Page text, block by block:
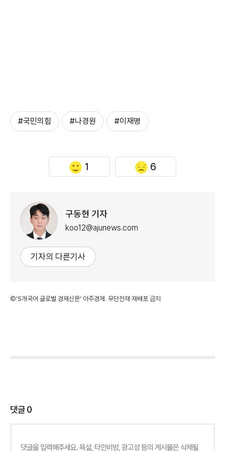
#국민의힘 #나경원 #이재명
1 6
구동현 기자
koo12@ajunews.com
기자의 다른기사
©'5개국어 글로벌 경제신문' 아주경제. 무단전재·재배포 금지
댓글0